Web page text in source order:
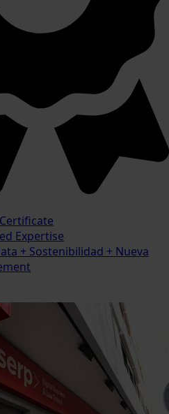
Expertise
+ Sostenibilidad + Nueva